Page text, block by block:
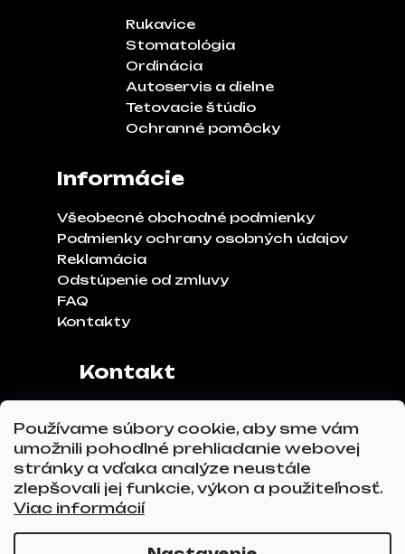
Používame súbory cookie, aby sme vám
umožnili pohodlné prehliadanie webovej
stránky a vďaka analýze neustále
zlepšovali jej funkcie, výkon a použiteľnosť.
Viac informácií
Rukavice
Stomatológia
Ordinácia
Autoservis a dielne
Tetovacie štúdio
Ochranné pomôcky
Informácie
Všeobecné obchodné podmienky
Podmienky ochrany osobných údajov
Reklamácia
Odstúpenie od zmluvy
FAQ
Kontakty
Kontakt
Hviezdoslavov
Tel.č.:0911 271 302
Email:info@glovez.sk